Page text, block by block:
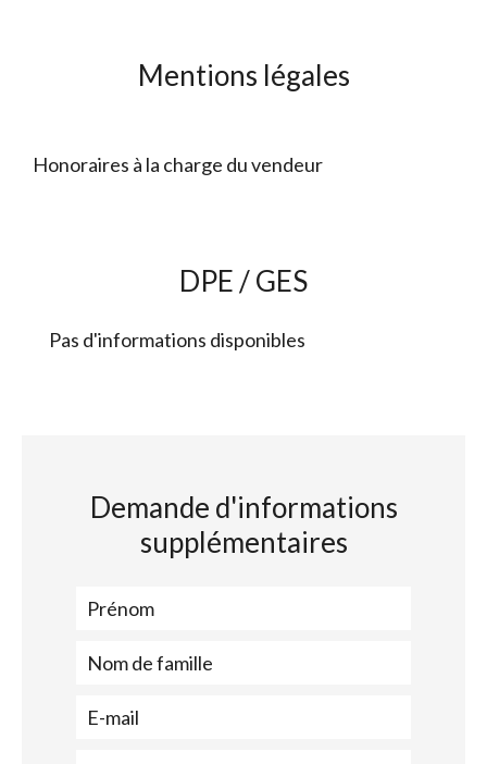
Mentions légales
Honoraires à la charge du vendeur
DPE / GES
Pas d'informations disponibles
Demande d'informations
supplémentaires